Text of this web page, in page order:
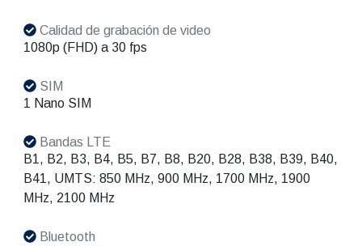
Calidad de grabación de video
1080p (FHD) a 30 fps
SIM
1 Nano SIM
Bandas LTE
B1, B2, B3, B4, B5, B7, B8, B20, B28, B38, B39, B40,
B41, UMTS: 850 MHz, 900 MHz, 1700 MHz, 1900
MHz, 2100 MHz
Bluetooth